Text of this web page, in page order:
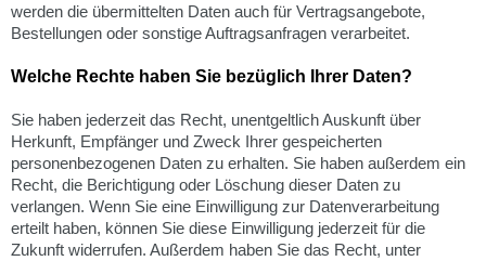
werden die übermittelten Daten auch für Vertragsangebote,
Bestellungen oder sonstige Auftragsanfragen verarbeitet.
Welche Rechte haben Sie bezüglich Ihrer Daten?
Sie haben jederzeit das Recht, unentgeltlich Auskunft über
Herkunft, Empfänger und Zweck Ihrer gespeicherten
personenbezogenen Daten zu erhalten. Sie haben außerdem ein
Recht, die Berichtigung oder Löschung dieser Daten zu
verlangen. Wenn Sie eine Einwilligung zur Datenverarbeitung
erteilt haben, können Sie diese Einwilligung jederzeit für die
Zukunft widerrufen. Außerdem haben Sie das Recht, unter